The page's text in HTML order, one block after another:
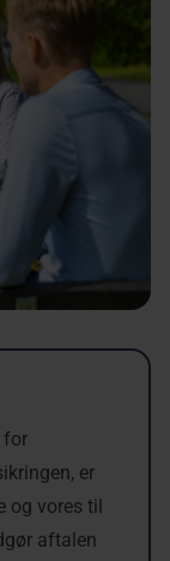
for
er
og vores til
aftalen